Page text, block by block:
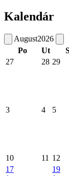
Kalendár
August2026
Po
Ut
27
28 29
3 4 5
10 11 12
17
19